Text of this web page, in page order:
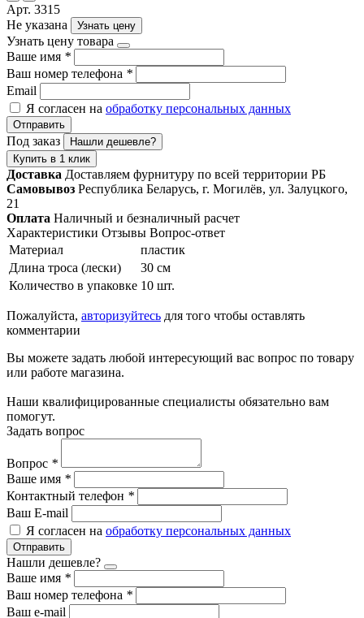
Арт. 3315
Не указана
Узнать цену
Узнать цену товара
Ваше имя *
Ваш номер телефона *
Email
Я согласен на обработку персональных данных
Отправить
Под заказ
Нашли дешевле?
Купить в 1 клик
Доставка Доставляем фурнитуру по всей территории РБ
Самовывоз Республика Беларусь, г. Могилёв, ул. Залуцкого,
21
Оплата Наличный и безналичный расчет
Характеристики Отзывы Вопрос-ответ
Материал
пластик
Длина троса (лески)
30 см
Количество в упаковке 10 шт.
Пожалуйста, авторизуйтесь для того чтобы оставлять
комментарии
Вы можете задать любой интересующий вас вопрос по товару
или работе магазина.
Наши квалифицированные специалисты обязательно вам
помогут.
Задать вопрос
Вопрос *
Ваше имя *
Контактный телефон *
Ваш E-mail
Я согласен на обработку персональных данных
Отправить
Нашли дешевле?
Ваше имя *
Ваш номер телефона *
Ваш e-mail